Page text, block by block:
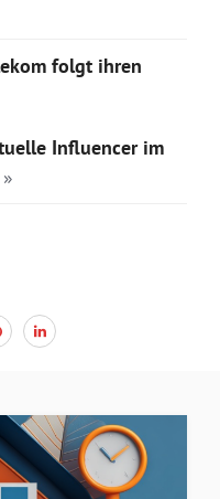
folgt ihren
Influencer im
»